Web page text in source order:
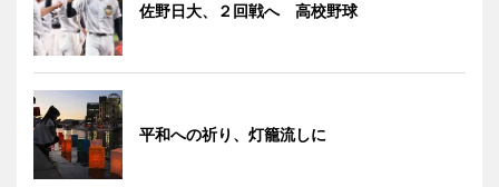
佐野日大、２回戦へ 高校野球
平和への祈り、灯籠流しに